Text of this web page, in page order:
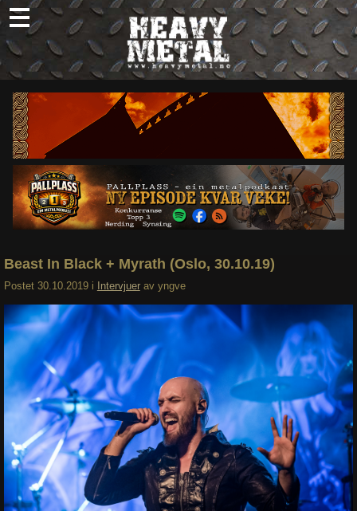
Skip
to
content
Nyheter
Omtaler
Om oss
Abonner
Søk
Beast In Black + Myrath (Oslo, 30.10.19)
Postet 30.10.2019 i Intervjuer av yngve